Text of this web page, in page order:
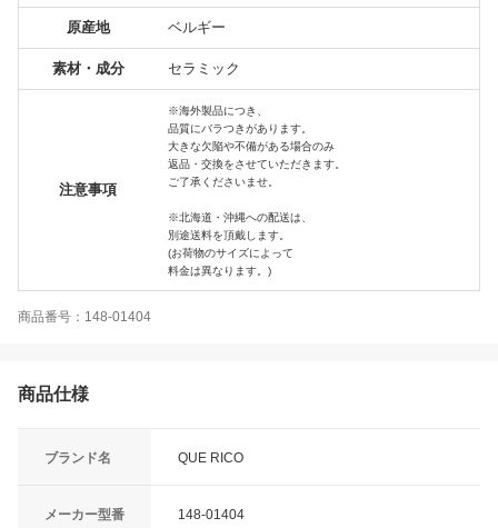
原産地 ベルギー
素材・成分 セラミック
注意事項
※海外製品につき、
品質にバラつきがあります。
大きな欠陥や不備がある場合のみ
返品・交換をさせていただきます。
ご了承くださいませ。
※北海道・沖縄への配送は、
別途送料を頂戴します。
(お荷物のサイズによって
料金は異なります。)
商品番号：148-01404
商品仕様
ブランド名 QUE RICO
メーカー型番 148-01404